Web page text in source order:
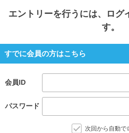
就活ニュースペーパー
エントリーを行うには、ログ
す。
すでに会員の方はこちら
会員ID
パスワード
次回から自動で